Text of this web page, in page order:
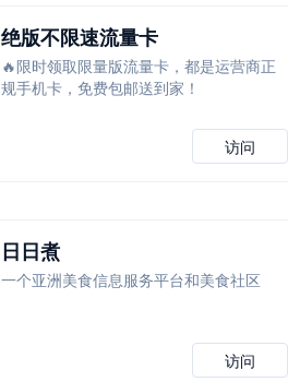
绝版不限速流量卡
🔥限时领取限量版流量卡，都是运营商正
规手机卡，免费包邮送到家！
访问
日日煮
一个亚洲美食信息服务平台和美食社区
访问